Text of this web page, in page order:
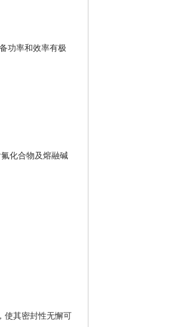
功率和效率有极
化合物及熔融碱
使其密封性无懈可